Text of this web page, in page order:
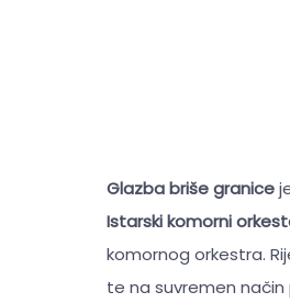
Glazba briše granice
Istarski komorni
komornog orkestra.
te na suvremen način